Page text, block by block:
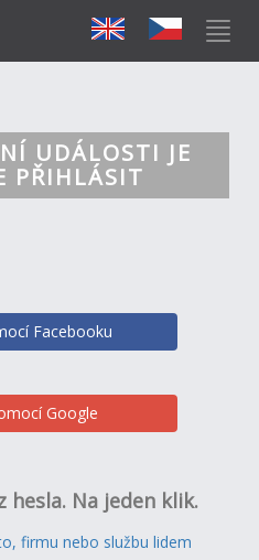
UDÁLOSTI JE
PŘIHLÁSIT
Facebooku
Google
hesla. Na jeden klik.
firmu nebo službu lidem